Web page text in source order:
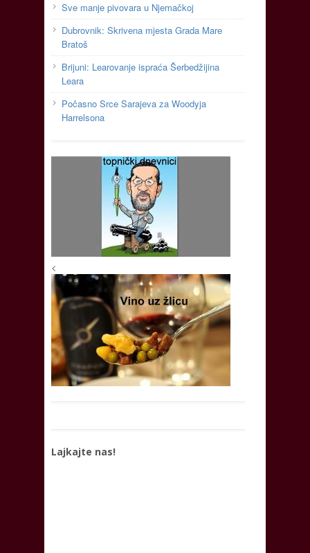
Sve manje pivovara u Njemačkoj
Dubrovnik: Skrivena mjesta Grada Mare
Bratoš
Brijuni: Learovanje ispraća Šerbedžijina
Leara
Počasno Srce Sarajeva za Woodyja
Harrelsona
<
Lajkajte nas!